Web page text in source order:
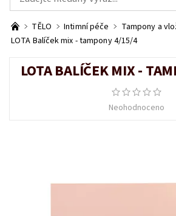
TĚLO Intimní péče
Tampony a
LOTA Balíček mix - tampony 4/15/4
LOTA BALÍČEK MIX -
Neohodnoceno